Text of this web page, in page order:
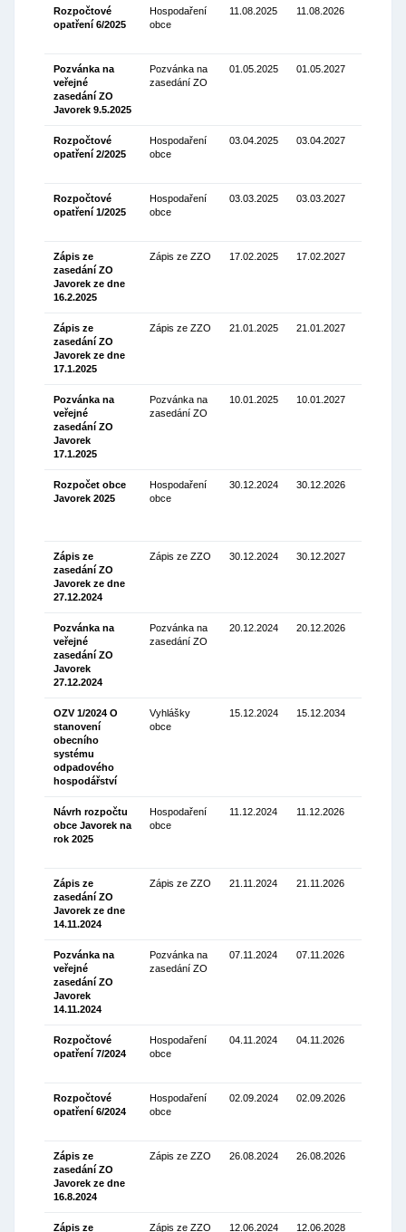
Rozpočtové
opatření 6/2025
Hospodaření
obce
11.08.2025
11.08.2026
Pozvánka na
veřejné
zasedání ZO
Javorek 9.5.2025
Pozvánka na
zasedání ZO
01.05.2025
01.05.2027
Rozpočtové
opatření 2/2025
Hospodaření
obce
03.04.2025
03.04.2027
Rozpočtové
opatření 1/2025
Hospodaření
obce
03.03.2025
03.03.2027
Zápis ze
zasedání ZO
Javorek ze dne
16.2.2025
Zápis ze ZZO 17.02.2025
17.02.2027
Zápis ze
zasedání ZO
Javorek ze dne
17.1.2025
Zápis ze ZZO 21.01.2025
21.01.2027
Pozvánka na
veřejné
zasedání ZO
Javorek
17.1.2025
Pozvánka na
zasedání ZO
10.01.2025
10.01.2027
Rozpočet obce
Javorek 2025
Hospodaření
obce
30.12.2024
30.12.2026
Zápis ze
zasedání ZO
Javorek ze dne
27.12.2024
Zápis ze ZZO 30.12.2024
30.12.2027
Pozvánka na
veřejné
zasedání ZO
Javorek
27.12.2024
Pozvánka na
zasedání ZO
20.12.2024
20.12.2026
OZV 1/2024 O
stanovení
obecního
systému
odpadového
hospodářství
Vyhlášky
obce
15.12.2024
15.12.2034
Návrh rozpočtu
obce Javorek na
rok 2025
Hospodaření
obce
11.12.2024
11.12.2026
Zápis ze
zasedání ZO
Javorek ze dne
14.11.2024
Zápis ze ZZO 21.11.2024
21.11.2026
Pozvánka na
veřejné
zasedání ZO
Javorek
14.11.2024
Pozvánka na
zasedání ZO
07.11.2024
07.11.2026
Rozpočtové
opatření 7/2024
Hospodaření
obce
04.11.2024
04.11.2026
Rozpočtové
opatření 6/2024
Hospodaření
obce
02.09.2024
02.09.2026
Zápis ze
zasedání ZO
Javorek ze dne
16.8.2024
Zápis ze ZZO 26.08.2024
26.08.2026
Zápis ze
Zápis ze ZZO 12.06.2024
12.06.2028